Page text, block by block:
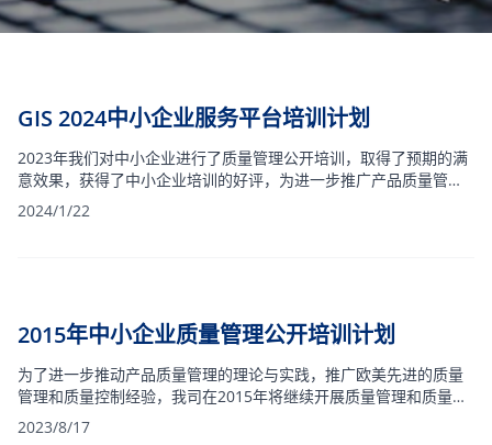
GIS 2024中小企业服务平台培训计划
2023年我们对中小企业进行了质量管理公开培训，取得了预期的满
意效果，获得了中小企业培训的好评，为进一步推广产品质量管理
理论为推广欧美先进的 质量管理和质量控制经验，我司2024年将继
续安排质量管理和质量技术在线培训课程，时间安排如下，欢迎各
2024/1/22
2015年中小企业质量管理公开培训计划
为了进一步推动产品质量管理的理论与实践，推广欧美先进的质量
管理和质量控制经验，我司在2015年将继续开展质量管理和质量技
术的免费网络培训课程。
2023/8/17